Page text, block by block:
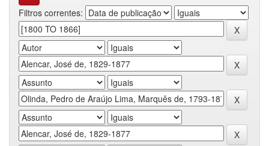
Filtros correntes: